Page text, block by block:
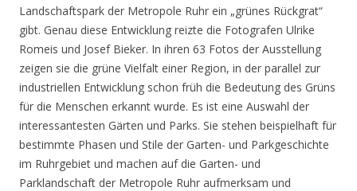
Landschaftspark der Metropole Ruhr ein „grünes Rückgrat“
gibt. Genau diese Entwicklung reizte die Fotografen Ulrike
Romeis und Josef Bieker. In ihren 63 Fotos der Ausstellung
zeigen sie die grüne Vielfalt einer Region, in der parallel zur
industriellen Entwicklung schon früh die Bedeutung des Grüns
für die Menschen erkannt wurde. Es ist eine Auswahl der
interessantesten Gärten und Parks. Sie stehen beispielhaft für
bestimmte Phasen und Stile der Garten- und Parkgeschichte
im Ruhrgebiet und machen auf die Garten- und
Parklandschaft der Metropole Ruhr aufmerksam und